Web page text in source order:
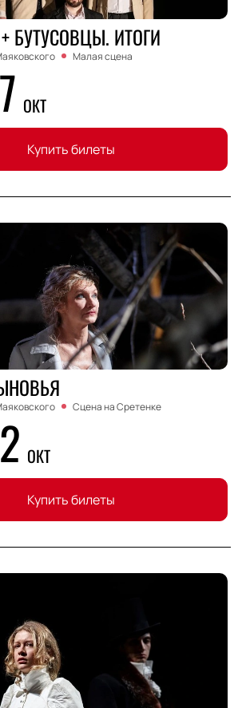
БУТУСОВЦЫ. ИТОГИ
Малая сцена
7 ОКТ
Купить билеты
Сцена на Сретенке
2 ОКТ
Купить билеты